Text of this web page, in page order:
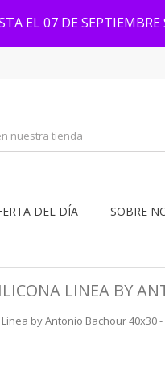
EL 07 DE
DEL DÍA SOBRE
LINEA BY
by Antonio Bachour 40x30